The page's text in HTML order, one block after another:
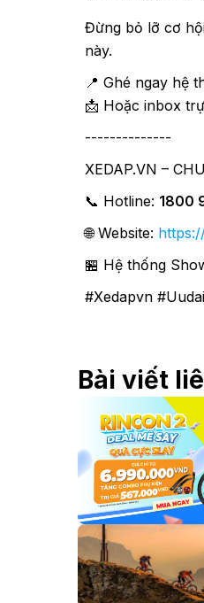
Đừng bỏ lỡ cơ
này.
📍 Ghé ngay hệ
📩 Hoặc inbox
--------------
XEDAP.VN –
📞 Hotline: 1800
🌐 Website:
🏪 Hệ thống
#Xedapvn
Bài viết